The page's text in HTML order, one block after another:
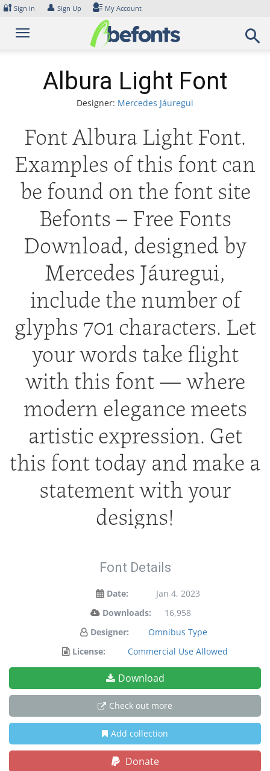
Skip
content
🔐 Sign In 👤 Sign Up My Account
Albura Light Font
Designer: Mercedes Jáuregui
Font Albura Light Font.
Examples of this font can
be found on the font site
Befonts – Free Fonts
Download, designed by
Mercedes Jáuregui,
include the number of
glyphs 701 characters. Let
your words take flight
with this font — where
modern elegance meets
artistic expression. Get
this font today and make a
statement with your
designs!
Font Details
Date:
Jan 4, 2023
Downloads:
16,958
Designer:
Omnibus Type
License:
Commercial Use Allowed
Download
Check out more
Add collection
Donate